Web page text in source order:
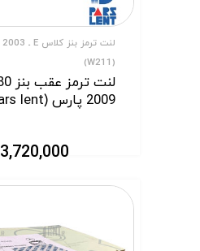
(W211)
2009 پارس (pars lent)
3,720,000